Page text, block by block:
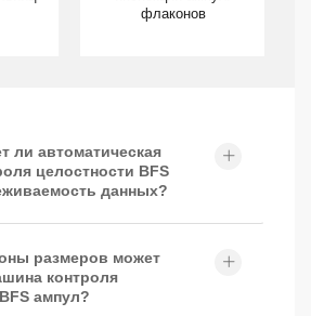
флаконов
ли автоматическая
целостности BFS
данных?
размеров может
контроля
ампул?